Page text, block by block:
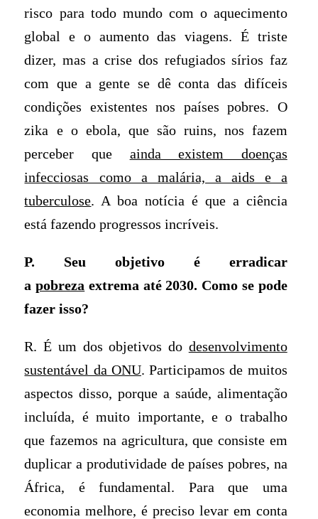
risco para todo mundo com o aquecimento
global e o aumento das viagens. É triste
dizer, mas a crise dos refugiados sírios faz
com que a gente se dê conta das difíceis
condições existentes nos países pobres. O
zika e o ebola, que são ruins, nos fazem
perceber que ainda existem doenças
infecciosas como a malária, a aids e a
tuberculose. A boa notícia é que a ciência
está fazendo progressos incríveis.
P. Seu objetivo é erradicar
apobreza extrema até 2030. Como se pode
fazer isso?
R. É um dos objetivos do desenvolvimento
sustentável da ONU. Participamos de muitos
aspectos disso, porque a saúde, alimentação
incluída, é muito importante, e o trabalho
que fazemos na agricultura, que consiste em
duplicar a produtividade de países pobres, na
África, é fundamental. Para que uma
economia melhore, é preciso levar em conta